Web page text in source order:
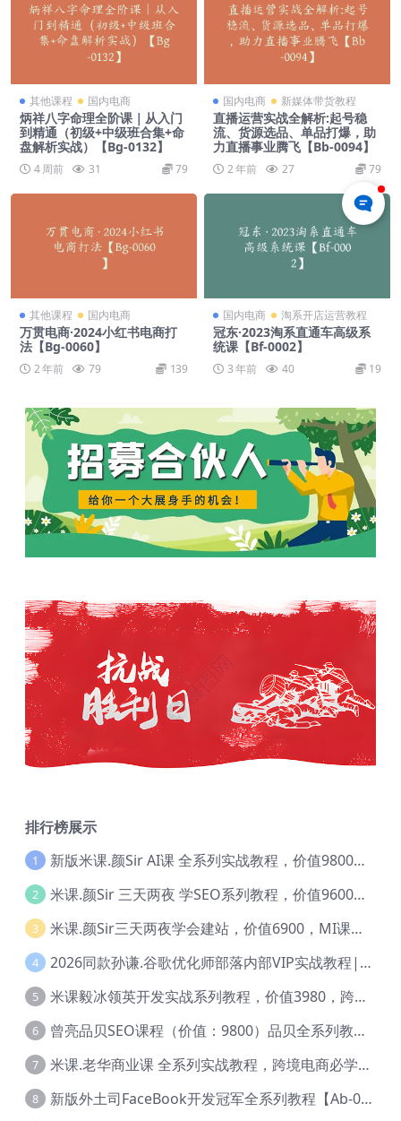
其他课程 国内电商
炳祥八字命理全阶课｜从入门
到精通（初级+中级班合集+命
盘解析实战）【Bg-0132】
4 周前 31 79
国内电商 新媒体带货教程
直播运营实战全解析:起号稳
流、货源选品、单品打爆，助
力直播事业腾飞【Bb-0094】
2 年前 27 79
其他课程 国内电商
万贯电商·2024小红书电商打
法【Bg-0060】
2 年前 79 139
国内电商 淘系开店运营教程
冠东·2023淘系直通车高级系
统课【Bf-0002】
3 年前 40 19
排行榜展示
1 新版米课.颜Sir AI课 全系列实战教程，价值9800，跨境首选！【Ag-0052】
2 米课.颜Sir 三天两夜 学SEO系列教程，价值9600元，跨境人都在学 【Ag-0056】
3 米课.颜Sir三天两夜学会建站，价值6900，MI课甄选课程 【Ag-0055】
4 2026同款孙谦.谷歌优化师部落内部VIP实战教程|价值4999元全网独家解码（官方报名版本）【@034】
5 米课毅冰领英开发实战系列教程，价值3980，跨境必选【Ag-0049】
6 曾亮品贝SEO课程（价值：9800）品贝全系列教程 【Ab-0022】
7 米课.老华商业课 全系列实战教程，跨境电商必学，价值16900元【Ag-0053】
8 新版外土司FaceBook开发冠军全系列教程【Ab-0021】